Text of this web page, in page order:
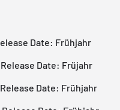
Date: Frühjahr
Date: Früjahr
Date: Frühjahr